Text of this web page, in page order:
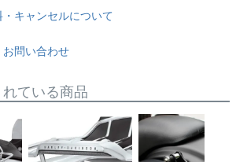
キャンセルについて
お問い合わせ
ている商品